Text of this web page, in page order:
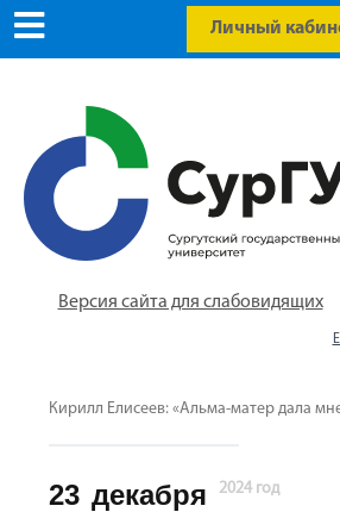
Личный
Версия сайта для слабовидящих
Кирилл Елисеев: «Альма-матер дала
23 декабря 2024 год